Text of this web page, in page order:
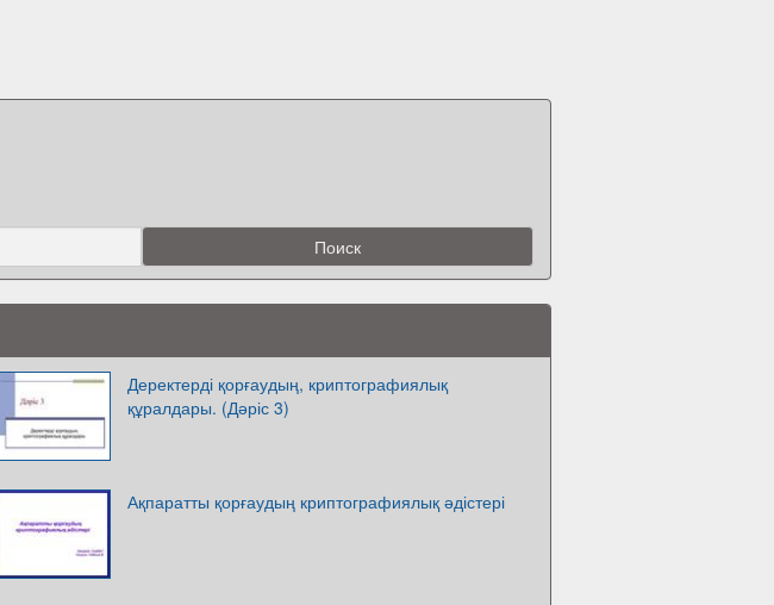
Деректерді қорғаудың, криптографиялық
құралдары. (Дәріс 3)
Ақпаратты қорғаудың криптографиялық әдістері